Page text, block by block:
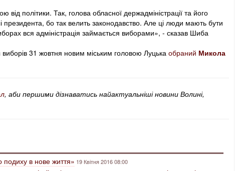
політики. Так, голова обласної держадміністрації та його
президента, бо так велить законодавство. Але ці люди мають бути
вся адміністрація займається виборами», - сказав Шиба
31 жовтня новим міським головою Луцька обраний Микола
, аби першими дізнаватись найактуальніші новини Волині,
подиху в нове життя» 19 Квітня 2016 08:00